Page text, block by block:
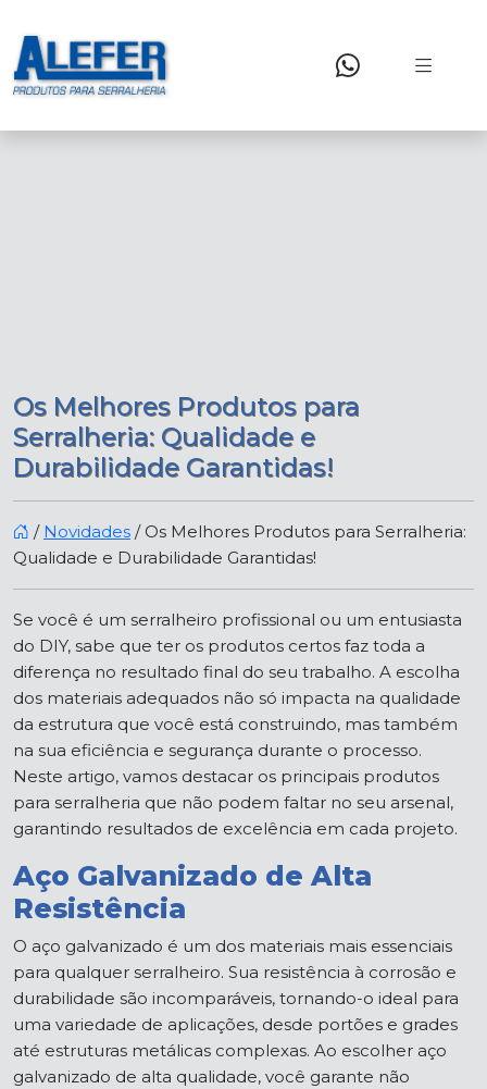
Os Melhores Produtos para
Serralheria: Qualidade e
Durabilidade Garantidas!
/ Novidades / Os Melhores Produtos para Serralheria:
Qualidade e Durabilidade Garantidas!
Se você é um serralheiro profissional ou um entusiasta
do DIY, sabe que ter os produtos certos faz toda a
diferença no resultado final do seu trabalho. A escolha
dos materiais adequados não só impacta na qualidade
da estrutura que você está construindo, mas também
na sua eficiência e segurança durante o processo.
Neste artigo, vamos destacar os principais produtos
para serralheria que não podem faltar no seu arsenal,
garantindo resultados de excelência em cada projeto.
Aço Galvanizado de Alta
Resistência
O aço galvanizado é um dos materiais mais essenciais
para qualquer serralheiro. Sua resistência à corrosão e
durabilidade são incomparáveis, tornando-o ideal para
uma variedade de aplicações, desde portões e grades
até estruturas metálicas complexas. Ao escolher aço
galvanizado de alta qualidade, você garante não